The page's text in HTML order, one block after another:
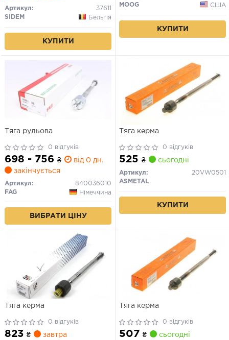
Артикул:
37611
SIDEM
Бельгія
КУПИТИ
MOOG
США
КУПИТИ
Тяга рульова
0 відгуків
698 - 756 ₴
від 0 дн.
закінчується
Артикул:
840036010
FAG
Німеччина
ВИБРАТИ ЦІНУ
Тяга керма
0 відгуків
525 ₴ сьогодні
Артикул:
20VW0501
ASMETAL
КУПИТИ
Тяга керма
0 відгуків
823 ₴ завтра
Тяга керма
0 відгуків
507 ₴ сьогодні